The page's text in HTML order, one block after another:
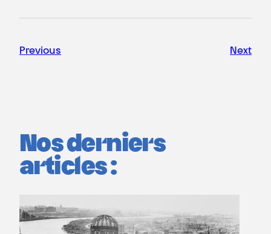
Previous Next
Nos derniers
articles :